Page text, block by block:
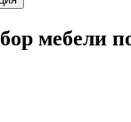
мебели